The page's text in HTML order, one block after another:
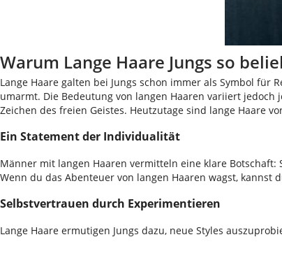
Warum Lange Haare Jungs so
Lange Haare galten bei Jungs schon immer als Symbol
umarmt. Die Bedeutung von langen Haaren variiert
Zeichen des freien Geistes. Heutzutage sind lange Haare
Ein Statement der Individualität
Männer mit langen Haaren vermitteln eine klare
Wenn du das Abenteuer von langen Haaren wagst,
Selbstvertrauen durch Experimentieren
Lange Haare ermutigen Jungs dazu, neue Styles